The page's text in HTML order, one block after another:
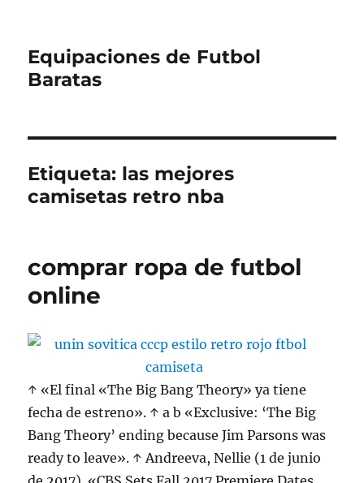
Equipaciones de Futbol
Baratas
Etiqueta: las mejores
camisetas retro nba
comprar ropa de futbol
online
↑ «El final «The Big Bang Theory» ya tiene
fecha de estreno». ↑ a b «Exclusive: ‘The Big
Bang Theory’ ending because Jim Parsons was
ready to leave». ↑ Andreeva, Nellie (1 de junio